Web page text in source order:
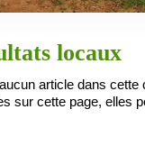
locaux
article dans
sur cette page, elles